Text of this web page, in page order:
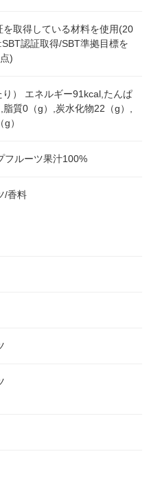
を取得している材料を使用(20
認証取得/SBT準拠目標を
)
り） エネルギー91kcal,たんぱ
質0（g）,炭水化物22（g）,
）
フルーツ果汁100%
/香料